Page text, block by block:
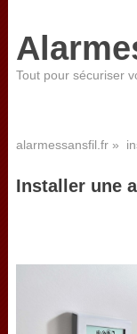
Tout pour sécuriser
alarmessansfil.fr»
Installer une